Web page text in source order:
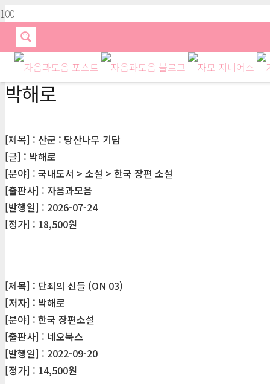
박해로
[제목] : 산군 : 당산나무 기담
[글] : 박해로
[분야] : 국내도서 > 소설 > 한국 장편 소설
[출판사] : 자음과모음
[발행일] : 2026-07-24
[정가] : 18,500원
[제목] : 단죄의 신들 (ON 03)
[저자] : 박해로
[분야] : 한국 장편소설
[출판사] : 네오북스
[발행일] : 2022-09-20
[정가] : 14,500원